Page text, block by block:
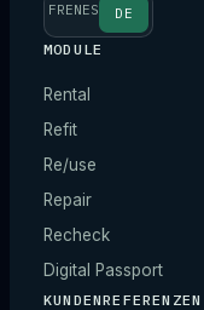
FRENES DE
MODULE
Rental
Refit
Re/use
Repair
Recheck
Digital Passport
KUNDENREFERENZEN